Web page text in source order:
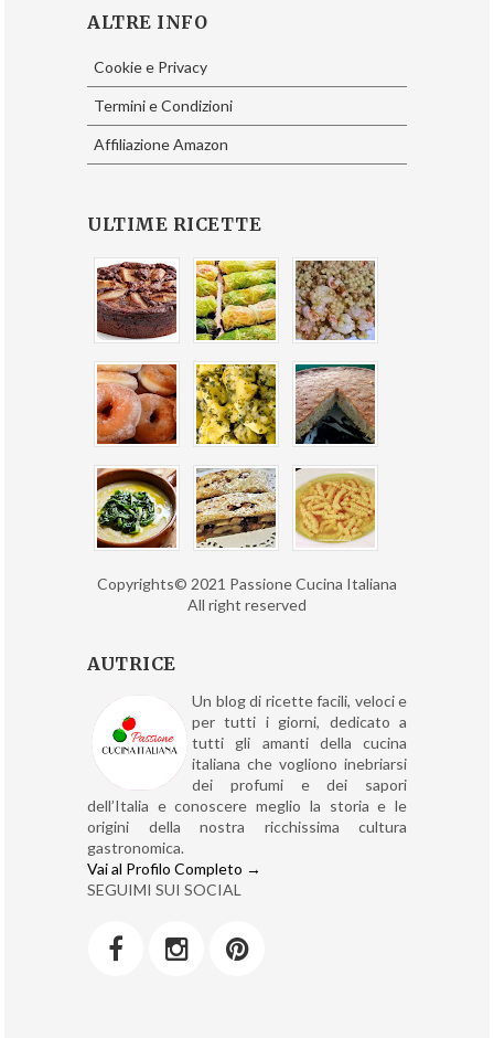
ALTRE INFO
Cookie e Privacy
Termini e Condizioni
Affiliazione Amazon
ULTIME RICETTE
Copyrights© 2021 Passione Cucina Italiana
All right reserved
AUTRICE
Un blog di ricette facili, veloci e
per tutti i giorni, dedicato a
tutti gli amanti della cucina
italiana che vogliono inebriarsi
dei profumi e dei sapori
dell’Italia e conoscere meglio la storia e le
origini della nostra ricchissima cultura
gastronomica.
Vai al Profilo Completo →
SEGUIMI SUI SOCIAL